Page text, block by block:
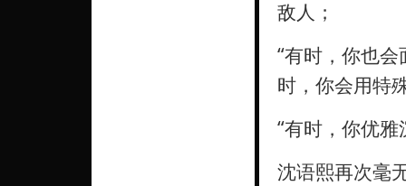
敌人；
“有时，你也
时，你会用特
“有时，你优
沈语熙再次毫